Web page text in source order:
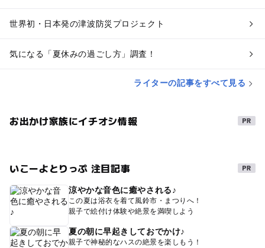
世界初・日本発の津波防災プロジェクト
気になる「夏休みの過ごし方」調査！
ライターの記事をすべて見る
お出かけ家族にイチオシ情報
いこーよとりっぷ 注目記事
涼やかな音色に癒やされる♪
この夏は浴衣を着て風鈴市・まつりへ！
親子で絵付け体験や絶景を満喫しよう
夏の朝に早起きしておでかけ♪
親子で神秘的なハスの絶景を楽しもう！